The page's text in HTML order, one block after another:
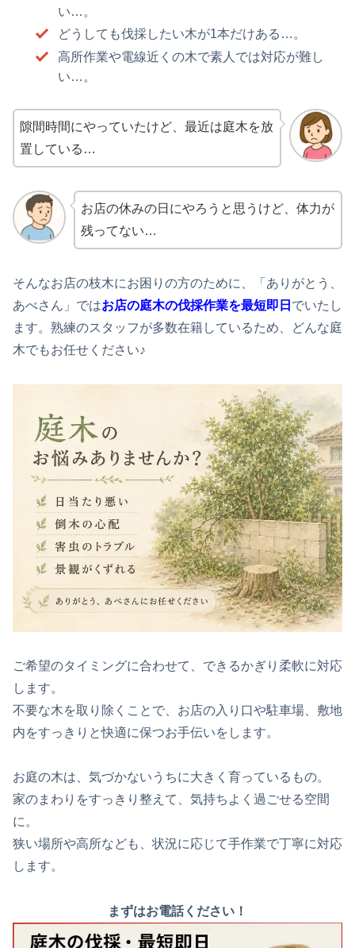
い…。
どうしても伐採したい木が1本だけある…。
高所作業や電線近くの木で素人では対応が難し
い…。
隙間時間にやっていたけど、最近は庭木を放
置している…
お店の休みの日にやろうと思うけど、体力が
残ってない…
そんなお店の枝木にお困りの方のために、「ありがとう、
あべさん」ではお店の庭木の伐採作業を最短即日 でいたし
ます。熟練のスタッフが多数在籍しているため、どんな庭
木でもお任せください♪
ご希望のタイミングに合わせて、できるかぎり柔軟に対応
します。
不要な木を取り除くことで、お店の入り口や駐車場、敷地
内をすっきりと快適に保つお手伝いをします。
お庭の木は、気づかないうちに大きく育っているもの。
家のまわりをすっきり整えて、気持ちよく過ごせる空間
に。
狭い場所や高所なども、状況に応じて手作業で丁寧に対応
します。
まずはお電話ください！